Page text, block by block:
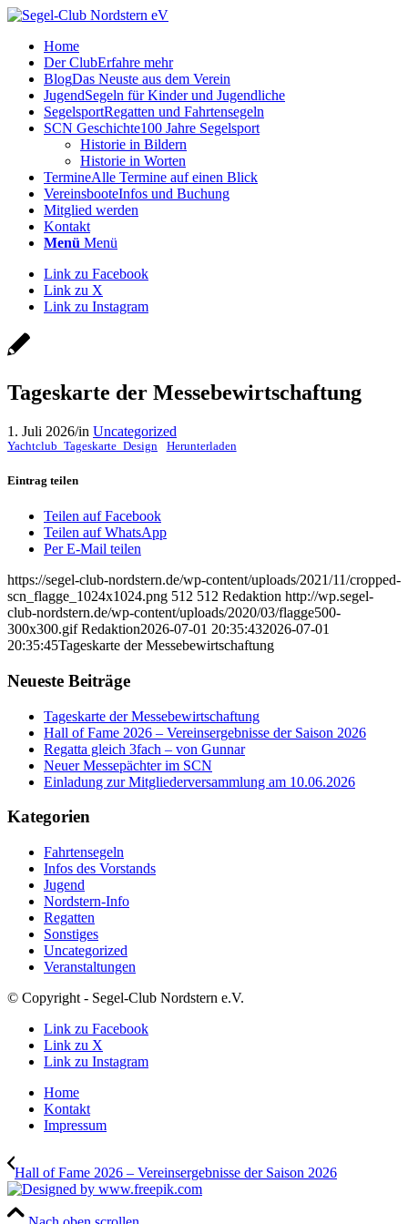
Home
Der ClubErfahre mehr
BlogDas Neuste aus dem Verein
JugendSegeln für Kinder und Jugendliche
SegelsportRegatten und Fahrtensegeln
SCN Geschichte100 Jahre Segelsport
Historie in Bildern
Historie in Worten
TermineAlle Termine auf einen Blick
VereinsbooteInfos und Buchung
Mitglied werden
Kontakt
Menü Menü
Link zu Facebook
Link zu X
Link zu Instagram
Tageskarte der Messebewirtschaftung
1. Juli 2026/in Uncategorized
Yachtclub_Tageskarte_Design Herunterladen
Eintrag teilen
Teilen auf Facebook
Teilen auf WhatsApp
Per E-Mail teilen
https://segel-club-nordstern.de/wp-content/uploads/2021/11/cropped-
scn_flagge_1024x1024.png 512 512 Redaktion http://wp.segel-
club-nordstern.de/wp-content/uploads/2020/03/flagge500-
300x300.gif Redaktion2026-07-01 20:35:432026-07-01
20:35:45Tageskarte der Messebewirtschaftung
Neueste Beiträge
Tageskarte der Messebewirtschaftung
Hall of Fame 2026 – Vereinsergebnisse der Saison 2026
Regatta gleich 3fach – von Gunnar
Neuer Messepächter im SCN
Einladung zur Mitgliederversammlung am 10.06.2026
Kategorien
Fahrtensegeln
Infos des Vorstands
Jugend
Nordstern-Info
Regatten
Sonstiges
Uncategorized
Veranstaltungen
© Copyright - Segel-Club Nordstern e.V.
Link zu Facebook
Link zu X
Link zu Instagram
Home
Kontakt
Impressum
Hall of Fame 2026 – Vereinsergebnisse der Saison 2026